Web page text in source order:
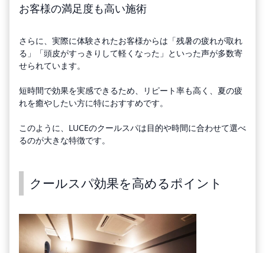
お客様の満足度も高い施術
さらに、実際に体験されたお客様からは「残暑の疲れが取れ
る」「頭皮がすっきりして軽くなった」といった声が多数寄
せられています。
短時間で効果を実感できるため、リピート率も高く、夏の疲
れを癒やしたい方に特におすすめです。
このように、LUCEのクールスパは目的や時間に合わせて選べ
るのが大きな特徴です。
クールスパ効果を高めるポイント